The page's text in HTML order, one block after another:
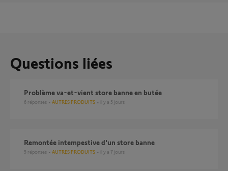
Questions liées
Problème va-et-vient store banne en butée
6 réponses AUTRES PRODUITS il y a 5 jours
Remontée intempestive d'un store banne
5 réponses AUTRES PRODUITS il y a 7 jours